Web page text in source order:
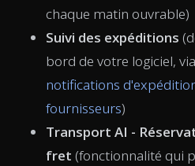
chaque matin ouvrable)
Suivi des expéditions
bord de votre logiciel,
notifications
fournisseurs)
Transport AI -
fret (fonctionnalité qui